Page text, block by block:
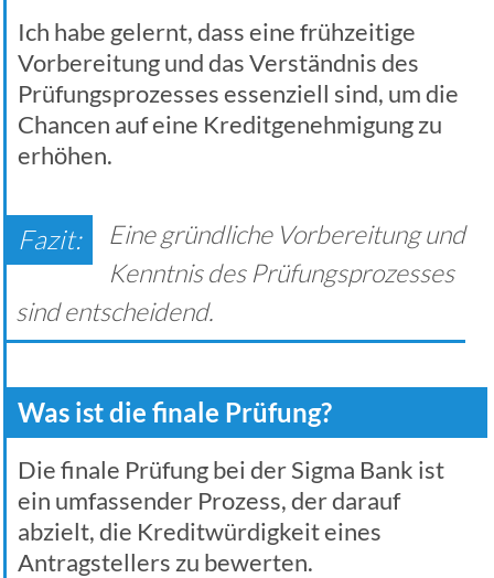
Ich habe gelernt, dass eine frühzeitige
Vorbereitung und das Verständnis des
Prüfungsprozesses essenziell sind, um die
Chancen auf eine Kreditgenehmigung zu
erhöhen.
Eine gründliche Vorbereitung und
Kenntnis des Prüfungsprozesses
sind entscheidend.
Was ist die finale Prüfung?
Die finale Prüfung bei der Sigma Bank ist
ein umfassender Prozess, der darauf
abzielt, die Kreditwürdigkeit eines
Antragstellers zu bewerten.